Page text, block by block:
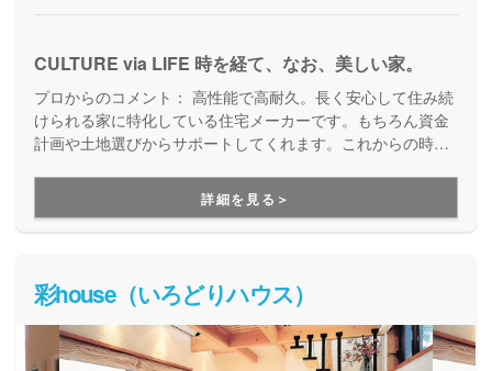
CULTURE via LIFE 時を経て、なお、美しい家。
プロからのコメント： 高性能で高耐久。長く安心して住み続
けられる家に特化している住宅メーカーです。もちろん資金
計画や土地選びからサポートしてくれます。これからの時代
詳細を見る＞
彩house（いろどりハウス）